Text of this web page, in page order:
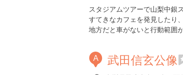
スタジアムツアーで山梨中銀
すてきなカフェを発見したり
地方だと車がないと行動範囲
A 武田信玄公像